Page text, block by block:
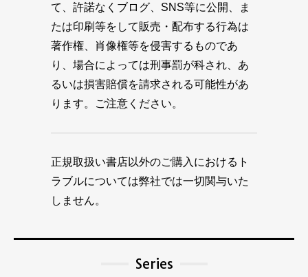
て、許諾なくブログ、SNS等に公開、ま
たは印刷等をして販売・配布する行為は
著作権、肖像権等を侵害するものであ
り、場合によっては刑事罰が科され、あ
るいは損害賠償を請求される可能性があ
ります。ご注意ください。
正規取扱い書店以外のご購入におけるト
ラブルについては弊社では一切関与いた
しません。
Series